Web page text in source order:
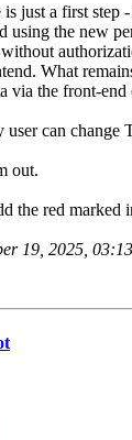
just a first step
using the new
What
via the front-
user can change
out.
the red marked
19, 2025,